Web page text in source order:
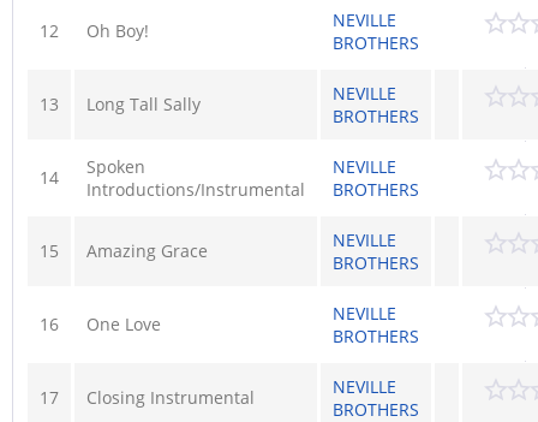
12 Oh Boy!
NEVILLE
BROTHERS
13 Long Tall Sally
NEVILLE
BROTHERS
14
Spoken
Introductions/Instrumental
NEVILLE
BROTHERS
15 Amazing Grace
NEVILLE
BROTHERS
16 One Love
NEVILLE
BROTHERS
17 Closing Instrumental
NEVILLE
BROTHERS